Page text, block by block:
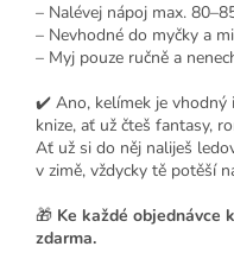
– Nalévej nápoj max.
– Nevhodné do myčky a
– Myj pouze ručně a
✔️ Ano, kelímek je vhodný
knize, ať už čteš fantasy,
Ať už si do něj naliješ
v zimě, vždycky tě potěší
🎁 Ke každé objednávce
zdarma.